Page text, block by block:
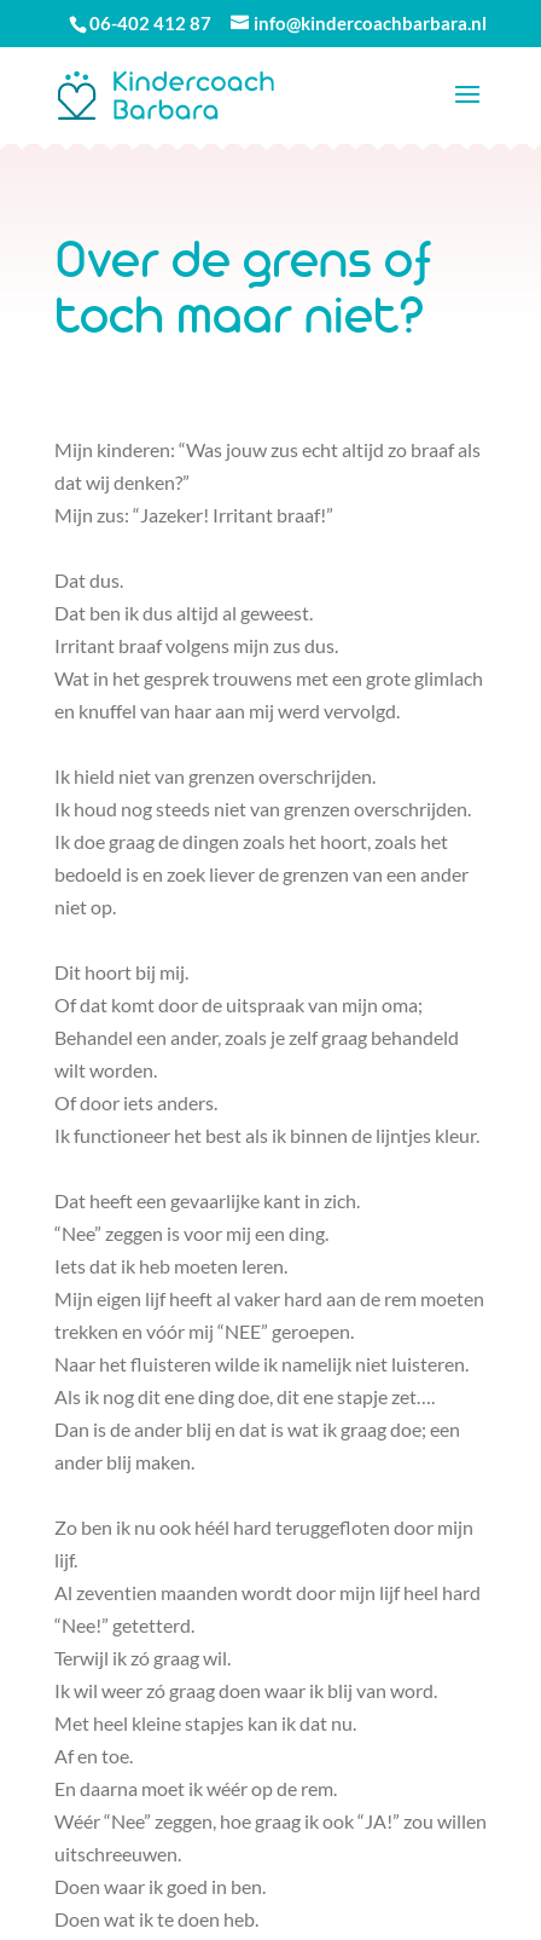
06-402 412 87 info@kindercoachbarbara.nl
Over de grens of
toch maar niet?
Mijn kinderen: “Was jouw zus echt altijd zo braaf als
dat wij denken?”
Mijn zus: “Jazeker! Irritant braaf!”
Dat dus.
Dat ben ik dus altijd al geweest.
Irritant braaf volgens mijn zus dus.
Wat in het gesprek trouwens met een grote glimlach
en knuffel van haar aan mij werd vervolgd.
Ik hield niet van grenzen overschrijden.
Ik houd nog steeds niet van grenzen overschrijden.
Ik doe graag de dingen zoals het hoort, zoals het
bedoeld is en zoek liever de grenzen van een ander
niet op.
Dit hoort bij mij.
Of dat komt door de uitspraak van mijn oma;
Behandel een ander, zoals je zelf graag behandeld
wilt worden.
Of door iets anders.
Ik functioneer het best als ik binnen de lijntjes kleur.
Dat heeft een gevaarlijke kant in zich.
“Nee” zeggen is voor mij een ding.
Iets dat ik heb moeten leren.
Mijn eigen lijf heeft al vaker hard aan de rem moeten
trekken en vóór mij “NEE” geroepen.
Naar het fluisteren wilde ik namelijk niet luisteren.
Als ik nog dit ene ding doe, dit ene stapje zet….
Dan is de ander blij en dat is wat ik graag doe; een
ander blij maken.
Zo ben ik nu ook héél hard teruggefloten door mijn
lijf.
Al zeventien maanden wordt door mijn lijf heel hard
“Nee!” getetterd.
Terwijl ik zó graag wil.
Ik wil weer zó graag doen waar ik blij van word.
Met heel kleine stapjes kan ik dat nu.
Af en toe.
En daarna moet ik wéér op de rem.
Wéér “Nee” zeggen, hoe graag ik ook “JA!” zou willen
uitschreeuwen.
Doen waar ik goed in ben.
Doen wat ik te doen heb.